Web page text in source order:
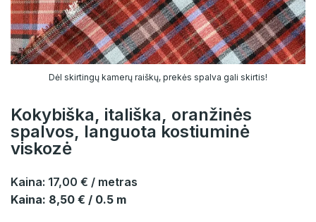
Dėl skirtingų kamerų raiškų, prekės spalva gali skirtis!
Kokybiška, itališka, oranžinės
spalvos, languota kostiuminė
viskozė
Kaina: 17,00 € / metras
Kaina: 8,50 € / 0.5 m